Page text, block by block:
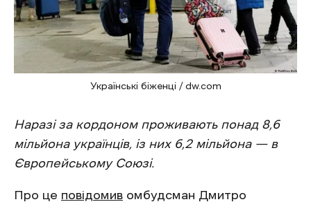
Українські біженці / dw.com
Наразі за кордоном проживають понад 8,6
мільйона українців, із них 6,2 мільйона — в
Європейському Союзі.
Про це повідомив омбудсман Дмитро